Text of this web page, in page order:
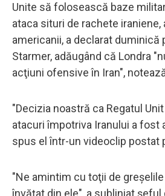
Unite să folosească baze
ataca situri de rachete
americanii, a declarat duminică
Starmer, adăugând că Londra
acţiuni ofensive în Iran",
"Decizia noastră ca Regatul
atacuri împotriva Iranului a fost
spus el într-un videoclip postat
"Ne amintim cu toţii de
învăţat din ele", a subliniat şeful